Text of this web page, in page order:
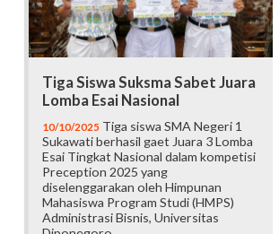
Tiga Siswa Suksma Sabet Juara
Lomba Esai Nasional
10/10/2025 Tiga siswa SMA Negeri 1
Sukawati berhasil gaet Juara 3 Lomba
Esai Tingkat Nasional dalam kompetisi
Preception 2025 yang
diselenggarakan oleh Himpunan
Mahasiswa Program Studi (HMPS)
Administrasi Bisnis, Universitas